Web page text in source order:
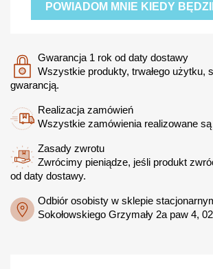
POWIADOM MNIE KIEDY
Gwarancja 1 rok od daty dostawy
Wszystkie produkty, trwałego użytku,
gwarancją.
Realizacja zamówień
Wszystkie zamówienia realizowane
Zasady zwrotu
Zwrócimy pieniądze, jeśli produkt
od daty dostawy.
Odbiór osobisty w sklepie
Sokołowskiego Grzymały 2a paw 4,